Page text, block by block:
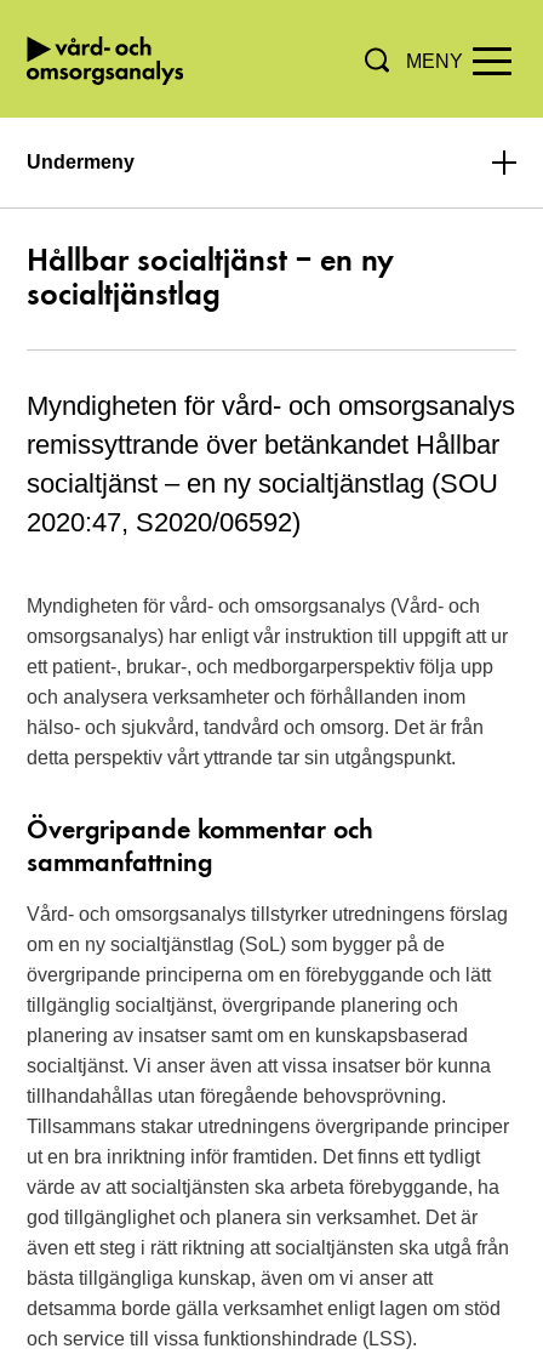
Hoppa direkt till innehållet.
MENY
Undermeny
Hållbar socialtjänst – en ny
socialtjänstlag
Myndigheten för vård- och omsorgsanalys
remissyttrande över betänkandet Hållbar
socialtjänst – en ny socialtjänstlag (SOU
2020:47, S2020/06592)
Myndigheten för vård- och omsorgsanalys (Vård- och
omsorgsanalys) har enligt vår instruktion till uppgift att ur
ett patient-, brukar-, och medborgarperspektiv följa upp
och analysera verksamheter och förhållanden inom
hälso- och sjukvård, tandvård och omsorg. Det är från
detta perspektiv vårt yttrande tar sin utgångspunkt.
Övergripande kommentar och
sammanfattning
Vård- och omsorgsanalys tillstyrker utredningens förslag
om en ny socialtjänstlag (SoL) som bygger på de
övergripande principerna om en förebyggande och lätt
tillgänglig socialtjänst, övergripande planering och
planering av insatser samt om en kunskapsbaserad
socialtjänst. Vi anser även att vissa insatser bör kunna
tillhandahållas utan föregående behovsprövning.
Tillsammans stakar utredningens övergripande principer
ut en bra inriktning inför framtiden. Det finns ett tydligt
värde av att socialtjänsten ska arbeta förebyggande, ha
god tillgänglighet och planera sin verksamhet. Det är
även ett steg i rätt riktning att socialtjänsten ska utgå från
bästa tillgängliga kunskap, även om vi anser att
detsamma borde gälla verksamhet enligt lagen om stöd
och service till vissa funktionshindrade (LSS).